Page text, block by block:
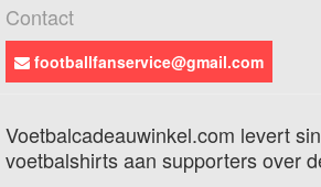
Contact
footballfanservice@gmail.com
Voetbalcadeauwinkel.com levert
voetbalshirts aan supporters over